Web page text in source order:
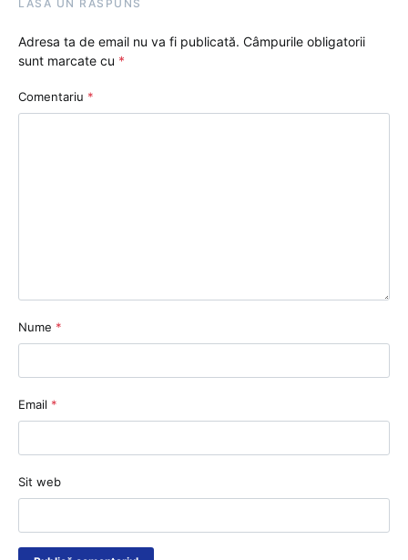
LASĂ UN RĂSPUNS
Adresa ta de email nu va fi publicată. Câmpurile obligatorii
sunt marcate cu *
Comentariu *
Nume *
Email *
Sit web